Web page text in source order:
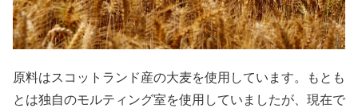
原料はスコットランド産の大麦を使用しています。もとも
とは独自のモルティング室を使用していましたが、現在で